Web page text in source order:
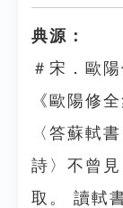
典源：
＃宋．歐
《歐陽修
〈答蘇軾
詩〉不曾
取。 讀軾